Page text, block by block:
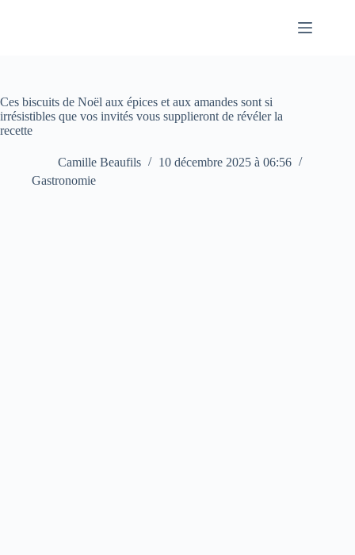
Ces biscuits de Noël aux épices et aux amandes sont si
irrésistibles que vos invités vous supplieront de révéler la
recette
Camille Beaufils
10 décembre 2025 à 06:56
Gastronomie